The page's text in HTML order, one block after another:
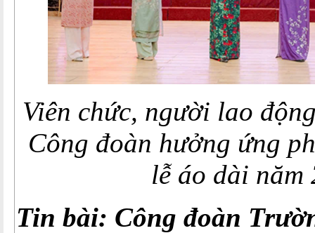
Viên chức, người lao
Công đoàn hưởng ứng
lễ áo dài năm
Tin bài: Công đoàn